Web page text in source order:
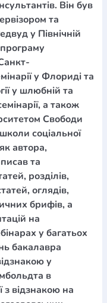
Він був
та
у Північній
у Флориді та
у шлюбній та
а також
Свободи
соціальної
автора,
та
розділів,
оглядів,
брифів, а
на
у багатьох
бакалавра
у
в
з відзнакою на